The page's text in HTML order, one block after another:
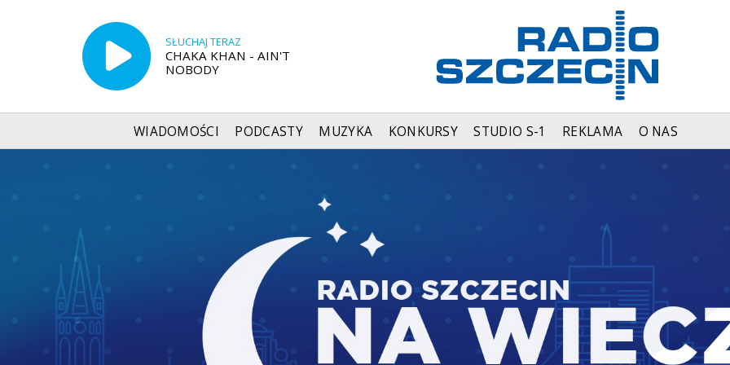
SŁUCHAJ TERAZ
CHAKA KHAN - AIN'T
NOBODY
WIADOMOŚCI PODCASTY MUZYKA KONKURSY STUDIO S-1 REKLAMA O NAS